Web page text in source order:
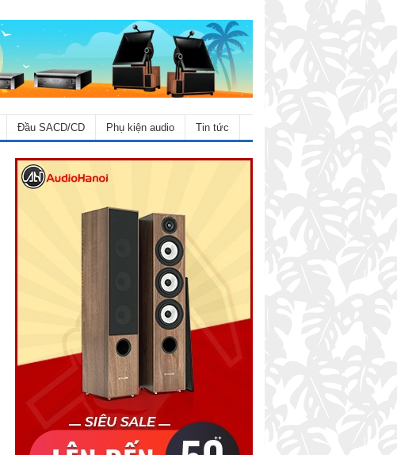
Đầu SACD/CD Phụ kiện audio Tin tức